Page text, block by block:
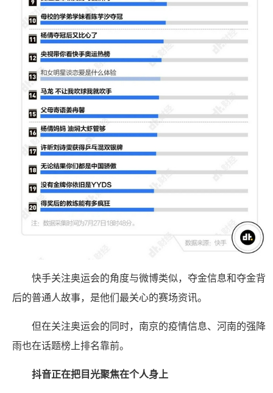
快手关注奥运会的角度与微博类似，夺金信息和夺金背
后的普通人故事，是他们最关心的赛场资讯。
但在关注奥运会的同时，南京的疫情信息、河南的强降
雨也在话题榜上排名靠前。
抖音正在把目光聚焦在个人身上